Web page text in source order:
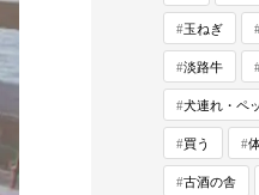
玉ねぎ
淡路牛
犬連れ・ペ
買う
古酒の舎